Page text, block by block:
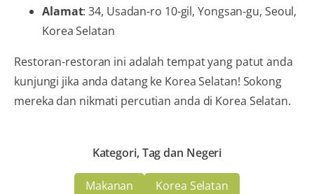
Alamat: 34, Usadan-ro 10-gil, Yongsan-gu, Seoul,
Korea Selatan
Restoran-restoran ini adalah tempat yang patut anda
kunjungi jika anda datang ke Korea Selatan! Sokong
mereka dan nikmati percutian anda di Korea Selatan.
Kategori, Tag dan Negeri
Makanan Korea Selatan